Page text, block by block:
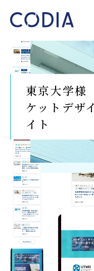
東京大学
ケットデザ
イト